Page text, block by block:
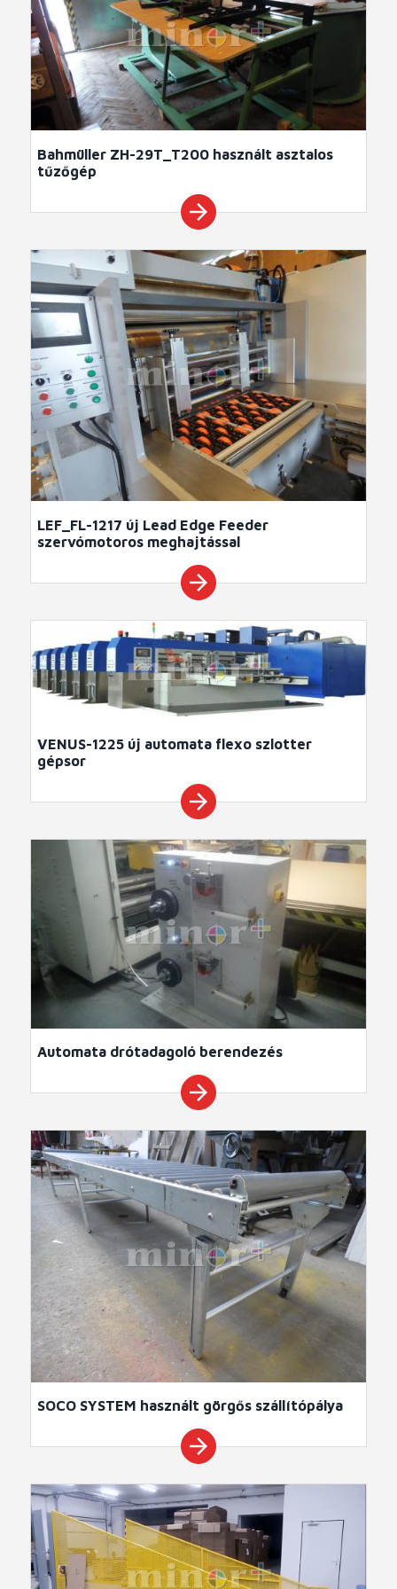
Bahmüller ZH-29T_T200 használt asztalos
tűzőgép
arrow_forward
LEF_FL-1217 új Lead Edge Feeder
szervómotoros meghajtással
arrow_forward
VENUS-1225 új automata flexo szlotter
gépsor
arrow_forward
Automata drótadagoló berendezés
arrow_forward
SOCO SYSTEM használt görgős szállítópálya
arrow_forward